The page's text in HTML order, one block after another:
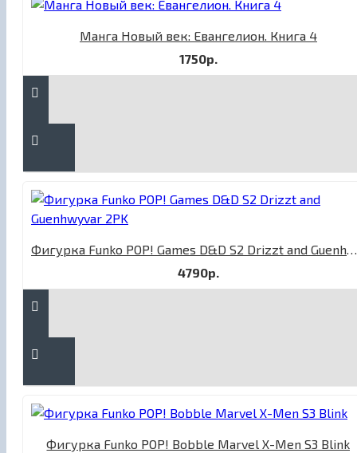
Манга Новый век: Евангелион. Книга 4
1750р.
Фигурка Funko POP! Games D&D S2 Drizzt and Guenhwyvar 2PK
4790р.
Фигурка Funko POP! Bobble Marvel X-Men S3 Blink